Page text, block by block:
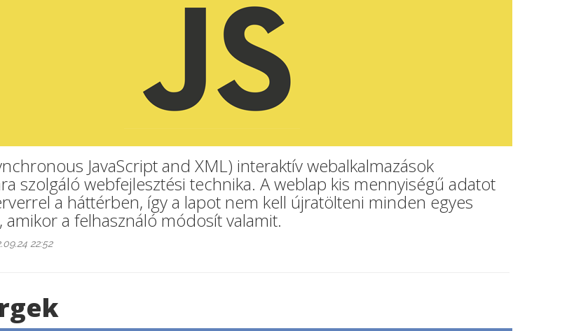
JavaScript and XML) interaktív webalkalmazások
szolgáló webfejlesztési technika. A weblap kis mennyiségű adatot
a háttérben, így a lapot nem kell újratölteni minden egyes
amikor a felhasználó módosít valamit.
22:52